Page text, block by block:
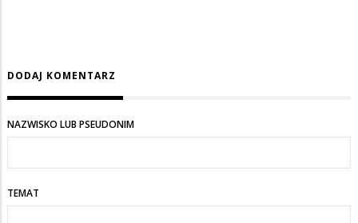
DODAJ KOMENTARZ
NAZWISKO LUB PSEUDONIM
TEMAT